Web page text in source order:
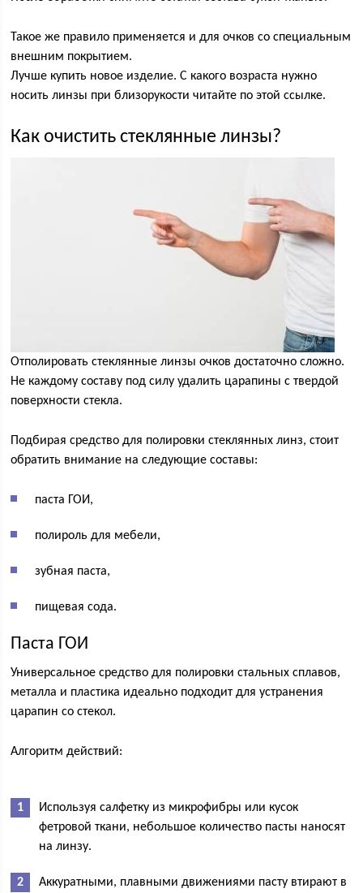
Такое же правило применяется и для очков со специальным
внешним покрытием.
Лучше купить новое изделие. С какого возраста нужно
носить линзы при близорукости читайте по этой ссылке.
Как очистить стеклянные линзы?
Отполировать стеклянные линзы очков достаточно сложно.
Не каждому составу под силу удалить царапины с твердой
поверхности стекла.
Подбирая средство для полировки стеклянных линз, стоит
обратить внимание на следующие составы:
паста ГОИ,
полироль для мебели,
зубная паста,
пищевая сода.
Паста ГОИ
Универсальное средство для полировки стальных сплавов,
металла и пластика идеально подходит для устранения
царапин со стекол.
Алгоритм действий:
Используя салфетку из микрофибры или кусок
фетровой ткани, небольшое количество пасты наносят
на линзу.
Аккуратными, плавными движениями пасту втирают в